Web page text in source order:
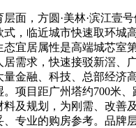
，方圆·美林·滨江壹号
式，临近城市快速取环城
宜居属性是高端城芯室
居需求，快速接驳新滘、
金融、科技、总部经济
项目距广州塔约700米、
料及规划，为刚需、改善
专业的购房参考。品牌